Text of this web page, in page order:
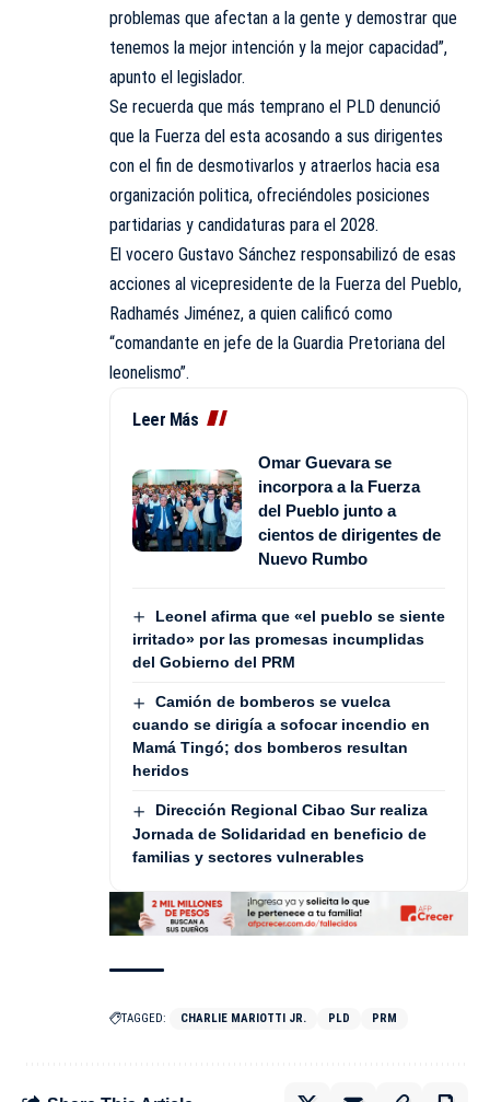
problemas que afectan a la gente y demostrar que
tenemos la mejor intención y la mejor capacidad”,
apunto el legislador.
Se recuerda que más temprano el PLD denunció
que la Fuerza del esta acosando a sus dirigentes
con el fin de desmotivarlos y atraerlos hacia esa
organización politica, ofreciéndoles posiciones
partidarias y candidaturas para el 2028.
El vocero Gustavo Sánchez responsabilizó de esas
acciones al vicepresidente de la Fuerza del Pueblo,
Radhamés Jiménez, a quien calificó como
“comandante en jefe de la Guardia Pretoriana del
leonelismo”.
Leer Más
Omar Guevara se
incorpora a la Fuerza
del Pueblo junto a
cientos de dirigentes de
Nuevo Rumbo
Leonel afirma que «el pueblo se siente
irritado» por las promesas incumplidas
del Gobierno del PRM
Camión de bomberos se vuelca
cuando se dirigía a sofocar incendio en
Mamá Tingó; dos bomberos resultan
heridos
Dirección Regional Cibao Sur realiza
Jornada de Solidaridad en beneficio de
familias y sectores vulnerables
TAGGED: CHARLIE MARIOTTI JR. PLD PRM